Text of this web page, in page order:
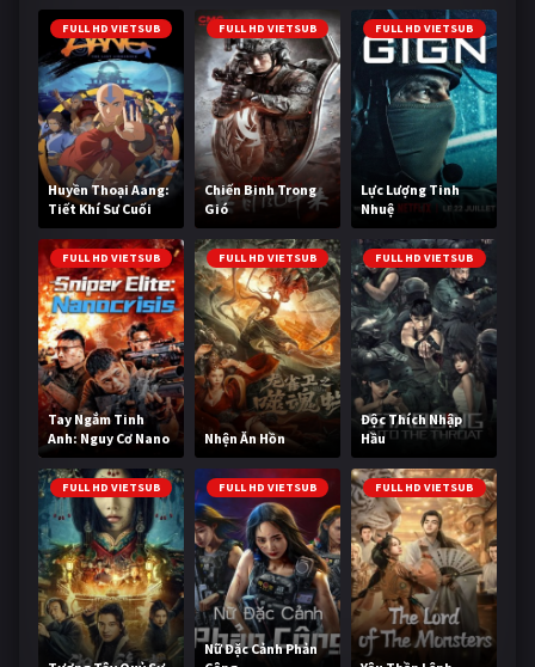
FULL HD VIETSUB
Huyền Thoại Aang:
Tiết Khí Sư Cuối
Cùng
FULL HD VIETSUB
Chiến Binh Trong
Gió
FULL HD VIETSUB
Lực Lượng Tinh
Nhuệ
FULL HD VIETSUB
Tay Ngắm Tinh
Anh: Nguy Cơ Nano
FULL HD VIETSUB
Nhện Ăn Hồn
FULL HD VIETSUB
Độc Thích Nhập
Hầu
FULL HD VIETSUB FULL HD VIETSUB
Nữ Đặc Cảnh Phản
FULL HD VIETSUB